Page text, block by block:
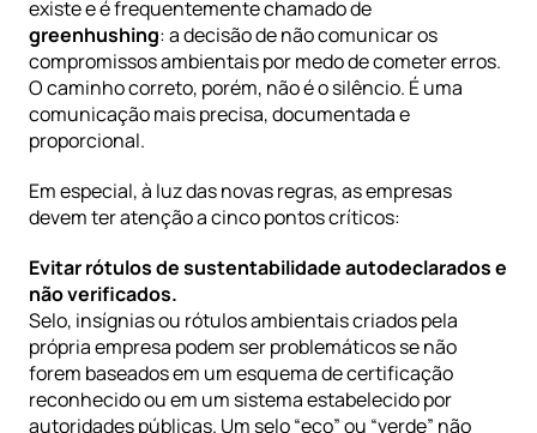
greenhushing: a decisão de não comunicar os
compromissos ambientais por medo de cometer erros.
O caminho correto, porém, não é o silêncio. É uma
comunicação mais precisa, documentada e
proporcional.
Em especial, à luz das novas regras, as empresas
devem ter atenção a cinco pontos críticos:
Evitar rótulos de sustentabilidade autodeclarados e
não verificados.
Selo, insígnias ou rótulos ambientais criados pela
própria empresa podem ser problemáticos se não
forem baseados em um esquema de certificação
reconhecido ou em um sistema estabelecido por
autoridades públicas. Um selo “eco” ou “verde” não